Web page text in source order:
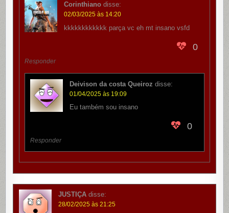
Corinthiano disse:
02/03/2025 às 14:20
kkkkkkkkkkkk parça vc eh mt insano vsfd
0
Responder
Deivison da costa Queiroz disse:
01/04/2025 às 19:09
Eu também sou insano
0
Responder
JUSTIÇA disse:
28/02/2025 às 21:25